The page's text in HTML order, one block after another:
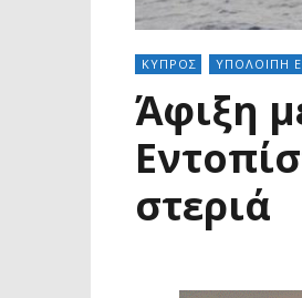
ΚΥΠΡΟΣ ΥΠΟΛΟΙΠΗ
Άφιξη
στεριά